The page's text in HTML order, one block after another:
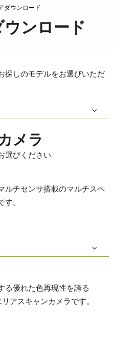
ダウンロード
ンロード
探しのモデルをお選びいただ
メラ
選びください
ルチセンサ搭載のマルチスペ
。
る優れた色再現性を誇る
アスキャンカメラです。